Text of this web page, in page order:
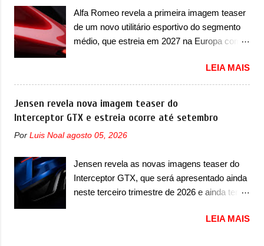
aprimoramentos pelas tecnologias
comprovadas nas pistas pela equipe campeã
mundial de carros elétricos. A marca
Huracán Sterrato. E o modelo italiano tem
grande parte no desenvolvimento do Dune.
Baseado no Huracán, o Dune nasce com
apresentou com o Sterrato, mas com um
design ainda mais Mad Max – algo
característico da Rezvani. Junto com as
imagens, a marca já confirmou que o Dune
será um carro muito exclusivo. Ao todo,
para todo mundo, ou seja, limitado demais.
Ele será equipado com um motor V10
Supercharger capaz de desenvolver cerca de
Alfa Romeo revela a primeira imagem teaser
de um novo utilitário esportivo do segmento
médio, que estreia em 2027 na Europa com
revelou a primeira imagem teaser de um
novo utilitário esportivo da marca italiana,
previsto para ser lançado em meados de
2027. O novo modelo não tem nome ou se é
que poderia acontecer. Sabe-se apenas que
porte médio (C) e que seu lançamento foi
confirmado durante a Mesa Redonda
Nacional da Indústria Automotiva, organizada
Italy (MIMIT). Estiveram presentes Emanuele
LEIA MAIS
Jensen revela nova imagem teaser do
Interceptor GTX e estreia ocorre até setembro
Por Luis Noal agosto 05, 2026
Jensen revela as novas imagens teaser do
Interceptor GTX, que será apresentado ainda
neste terceiro trimestre de 2026 e ainda terá
Jensen International Automotive (abreviação
LEIA MAIS